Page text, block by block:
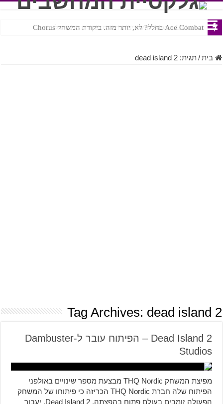
Ace Combat בחלל? לא, יותר מזה. ביקורת המשחק Chorus
Steven Universe והשירים שתורגמו בצורה נוראית לעברית
בית/תגית:dead island 2
Tag Archives: dead island 2
Dead Island 2 – הפיתוח עובר ל-Dambuster
Studios
מפיצת המשחק THQ Nordic מבצעת מספר שינויים באולפני
הפיתוח שלה חברת THQ Nordic הכריזה כי פיתוחו של המשחק
הפעולה זומבים בעולם פתוח בהפצתה, Dead Island 2, יעבור